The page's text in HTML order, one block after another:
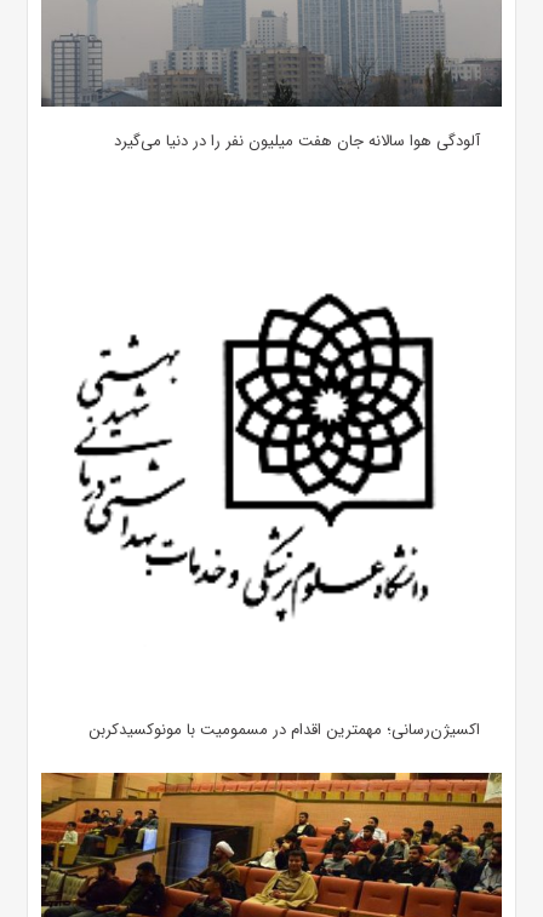
آلودگی هوا سالانه جان هفت میلیون نفر را در دنیا می‌گیرد
اکسیژن‌رسانی؛ مهمترین اقدام در مسمومیت با مونوکسیدکربن